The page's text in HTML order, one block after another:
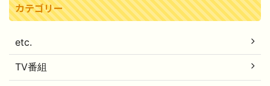
カテゴリー
etc.
TV番組